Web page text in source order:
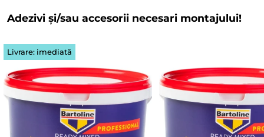
Adezivi și/sau accesorii necesari montajului!
Livrare: imediată